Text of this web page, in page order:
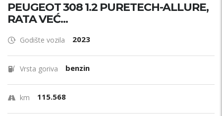
PEUGEOT 308 1.2 PURETECH-ALLURE,
RATA VEĆ...
Godište vozila 2023
Vrsta goriva benzin
km 115.568